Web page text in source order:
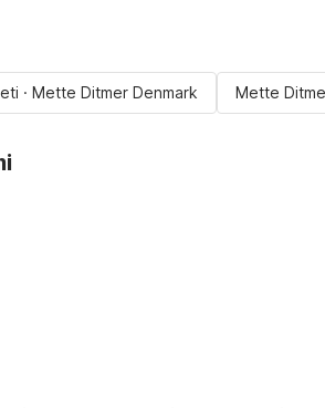
· Mette Ditmer Denmark Mette